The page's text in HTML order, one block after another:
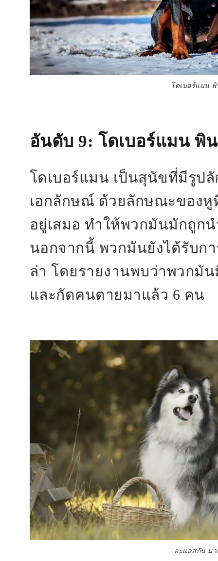
โดเบอร์แมน
อันดับ 9: โดเบอร์แมน พิ
โดเบอร์แมน เป็นสุนัขที่มีรูป
เอกลักษณ์ ด้วยลักษณะของ
อยู่เสมอ ทำให้พวกมันมักถูก
นอกจากนี้ พวกมันยังได้รับก
ล่า โดยรายงานพบว่าพวกมัน
และกัดคนตายมาแล้ว 6 คน
อะแลสกัน ม